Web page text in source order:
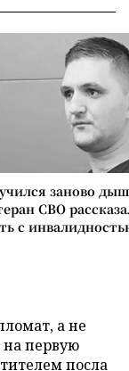
заново
СВО
с
а не
на первую
посла